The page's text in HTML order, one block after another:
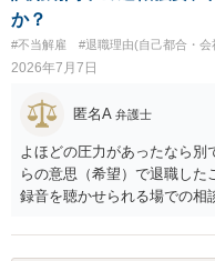
か？
#不当解雇 #退職理由(自己都合・会
2026年7月7日
匿名A 弁護士
よほどの圧力があったなら別
らの意思（希望）で退職した
録音を聴かせられる場での相